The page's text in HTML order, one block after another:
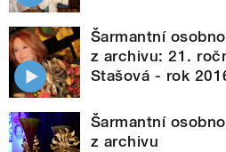
Šarmantní
z archivu: 21.
Stašová - rok
Šarmantní
z archivu